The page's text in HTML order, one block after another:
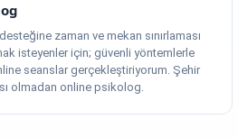
zaman ve mekan sınırlaması
isteyenler için; güvenli yöntemlerle
seanslar gerçekleştiriyorum. Şehir
olmadan online psikolog.